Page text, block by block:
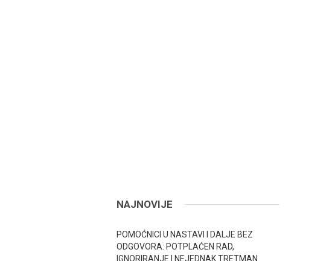
NAJNOVIJE
POMOĆNICI U NASTAVI I DALJE BEZ
ODGOVORA: POTPLAĆEN RAD,
IGNORIRANJE I NEJEDNAK TRETMAN…